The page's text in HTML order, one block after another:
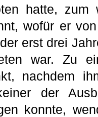
hatte, zum
wofür er
erst drei
war. Zu
nachdem
der
konnte,